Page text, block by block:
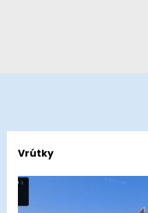
Vrútky